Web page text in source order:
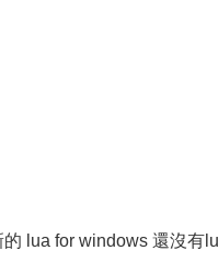
lua for windows 還沒有